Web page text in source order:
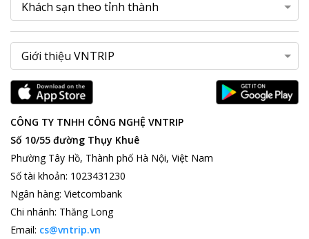
CÔNG TY TNHH CÔNG NGHỆ VNTRIP
Số 10/55 đường Thụy Khuê
Phường Tây Hồ, Thành phố Hà Nội, Việt Nam
Số tài khoản: 1023431230
Ngân hàng: Vietcombank
Chi nhánh: Thăng Long
Email: cs@vntrip.vn